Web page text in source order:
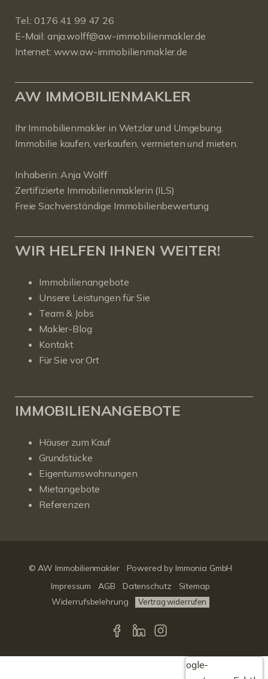
Tel.:0176 41 99 47 26
E-Mail: anja.wolff@aw-immobilienmakler.de
Internet: www.aw-immobilienmakler.de
AW IMMOBILIENMAKLER
Ihr Immobilienmakler in Wetzlar und Umgebung.
Immobilie kaufen, verkaufen, vermieten und mieten.
Inhaberin: Anja Wolff
Zertifizierte Immobilienmaklerin (ILS)
Freie Sachverständige Immobilienbewertung
WIR HELFEN IHNEN WEITER!
Immobilienangebote
Unsere Leistungen für Sie
Team & Jobs
Makler-Blog
Kontakt
Für Sie vor Ort
IMMOBILIENANGEBOTE
Häuser zum Kauf
Grundstücke
Eigentumswohnungen
Mietangebote
Referenzen
© AW Immobilienmakler
Powered by Immonia GmbH
Impressum
AGB Datenschutz
Sitemap
Widerrufsbelehrung
Vertrag widerrufen
Google-